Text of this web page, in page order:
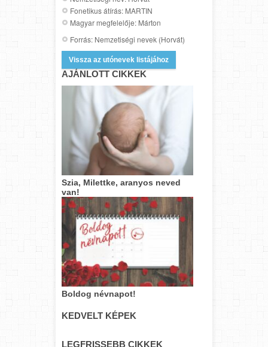
Fonetikus átírás: MARTIN
Magyar megfelelője: Márton
Forrás: Nemzetiségi nevek (Horvát)
Vissza az utónevek listájához
AJÁNLOTT CIKKEK
Szia, Milettke, aranyos neved
van!
Boldog névnapot!
KEDVELT KÉPEK
LEGFRISSEBB CIKKEK